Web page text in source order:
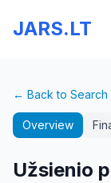
JARS.LT
← Back to Search
Overview
Užsienio